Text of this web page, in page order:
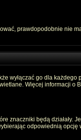
prawdopodobnie nie
wyłączać go dla każdego
Więcej informacji o
znaczniki będą działały.
odpowiednią opcję